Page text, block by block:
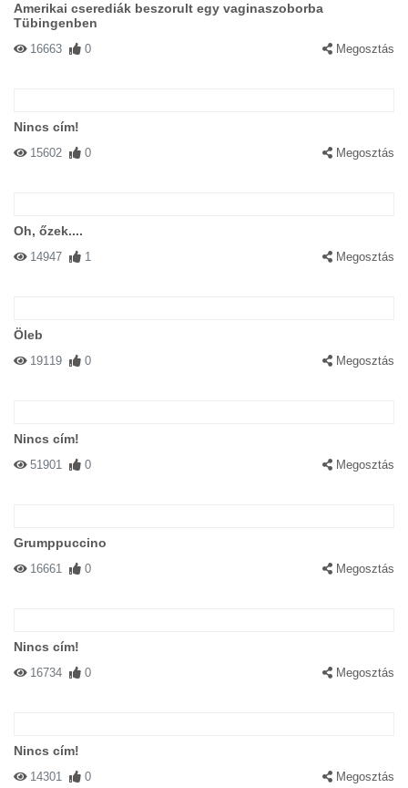
Amerikai cserediák beszorult egy vaginaszoborba
Tübingenben
16663 0 Megosztás
Nincs cím!
15602 0 Megosztás
Oh, őzek....
14947 1 Megosztás
Öleb
19119 0 Megosztás
Nincs cím!
51901 0 Megosztás
Grumppuccino
16661 0 Megosztás
Nincs cím!
16734 0 Megosztás
Nincs cím!
14301 0 Megosztás